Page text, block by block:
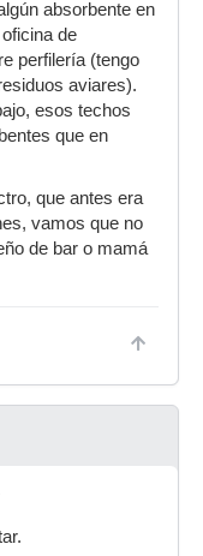
absorbente en
de
perfilería (tengo
aviares).
esos techos
que en
que antes era
vamos que no
de bar o mamá